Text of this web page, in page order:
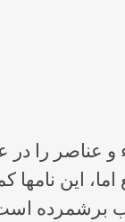
برشمرده